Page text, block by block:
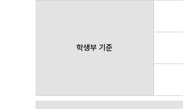
학생부 기준